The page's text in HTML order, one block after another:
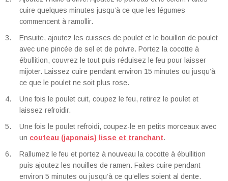
cuire quelques minutes jusqu’à ce que les légumes
commencent à ramollir.
Ensuite, ajoutez les cuisses de poulet et le bouillon de poulet
avec une pincée de sel et de poivre. Portez la cocotte à
ébullition, couvrez le tout puis réduisez le feu pour laisser
mijoter. Laissez cuire pendant environ 15 minutes ou jusqu’à
ce que le poulet ne soit plus rose.
Une fois le poulet cuit, coupez le feu, retirez le poulet et
laissez refroidir.
Une fois le poulet refroidi, coupez-le en petits morceaux avec
un couteau (japonais) lisse et tranchant.
Rallumez le feu et portez à nouveau la cocotte à ébullition
puis ajoutez les nouilles de ramen. Faites cuire pendant
environ 5 minutes ou jusqu’à ce qu’elles soient al dente.